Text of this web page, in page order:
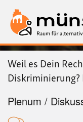
Weil es Dein
Plenum /